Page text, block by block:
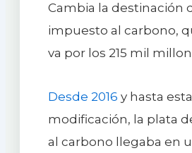
Cambia la destinación
impuesto al carbono,
va por los 215 mil
Desde 2016 y hasta esta
modificación, la plata
al carbono llegaba en